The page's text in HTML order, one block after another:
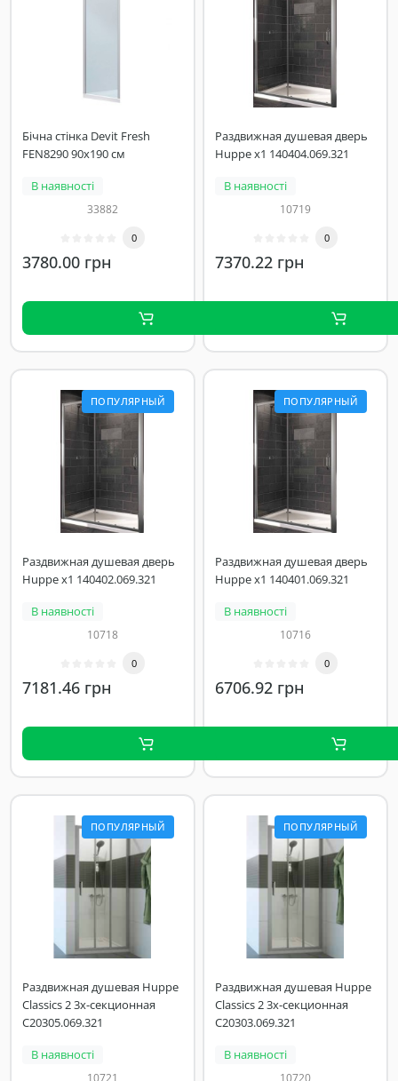
Бічна стінка Devit Fresh
FEN8290 90x190 см
В наявності
33882
0
3780.00 грн
Раздвижная душевая дверь
Huppe x1 140404.069.321
В наявності
10719
0
7370.22 грн
ПОПУЛЯРНЫЙ
Раздвижная душевая дверь
Huppe x1 140402.069.321
В наявності
10718
0
7181.46 грн
ПОПУЛЯРНЫЙ
Раздвижная душевая дверь
Huppe x1 140401.069.321
В наявності
10716
0
6706.92 грн
ПОПУЛЯРНЫЙ
Раздвижная душевая Huppe
Classics 2 3х-секционная
C20305.069.321
В наявності
10721
ПОПУЛЯРНЫЙ
Раздвижная душевая Huppe
Classics 2 3х-секционная
C20303.069.321
В наявності
10720